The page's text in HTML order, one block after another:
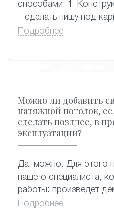
способами: 1.
– сделать нишу под
смотрится очень
Подробнее
Можно ли добавить
натяжной потолок,
сделать позднее, в
эксплуатации?
Да, можно. Для этого
нашего специалиста,
работы: произведет
сделает отверстия под
Подробнее